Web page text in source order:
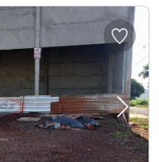
Next